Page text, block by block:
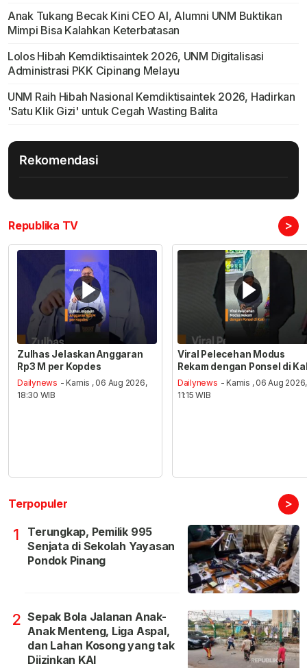
Anak Tukang Becak Kini CEO AI, Alumni UNM Buktikan
Mimpi Bisa Kalahkan Keterbatasan
Lolos Hibah Kemdiktisaintek 2026, UNM Digitalisasi
Administrasi PKK Cipinang Melayu
UNM Raih Hibah Nasional Kemdiktisaintek 2026, Hadirkan
'Satu Klik Gizi' untuk Cegah Wasting Balita
Rekomendasi
Republika TV >
Zulhas Jelaskan Anggaran
Rp3 M per Kopdes
Dailynews - Kamis , 06 Aug 2026,
18:30 WIB
Viral Pelecehan Modus
Rekam dengan Ponsel di
Dailynews - Kamis , 06 Aug 2026,
11:15 WIB
Terpopuler >
1
Terungkap, Pemilik 995
Senjata di Sekolah Yayasan
Pondok Pinang
2 Sepak Bola Jalanan Anak-
Anak Menteng, Liga Aspal,
dan Lahan Kosong yang tak
Diizinkan KAI